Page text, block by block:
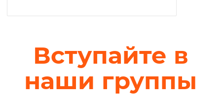
Вступайте в
наши группы